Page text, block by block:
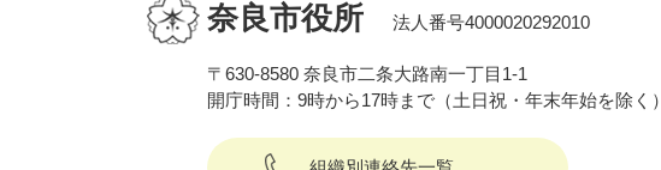
奈良市役所 法人番号4000020292010
〒630-8580 奈良市二条大路南一丁目1-1
開庁時間：9時から17時まで（土日祝・年末年始を除く）